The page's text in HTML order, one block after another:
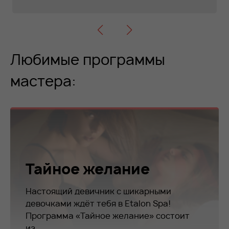
Любимые программы
мастера:
Тайное желание
Настоящий девичник с шикарными
девочками ждёт тебя в Etalon Spa!
Программа «Тайное желание» состоит